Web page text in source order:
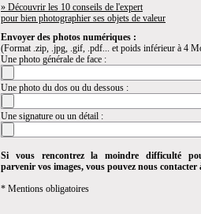
» Découvrir les 10 conseils de l'expert
pour bien photographier ses objets de valeur
Envoyer des photos numériques :
(Format .zip, .jpg, .gif, .pdf... et poids inférieur à 4
Une photo générale de face :
Une photo du dos ou du dessous :
Une signature ou un détail :
Si vous rencontrez la moindre difficulté
parvenir vos images, vous pouvez nous contacter
* Mentions obligatoires